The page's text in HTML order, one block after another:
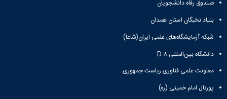
نشریات
فصلنامه
معاونت
پژوهش
فناوری
نشریه
مطالعات
فرهنگی
صندوق رفاه دانشجویان
بنیاد نخبگان استان همدان
شبکه آزمایشگاه‌های علمی ایران(شاعا)
دانشگاه بین‌المللی D-۸
معاونت علمی فناوری ریاست جمهوری
پورتال امام خمینی (ره)